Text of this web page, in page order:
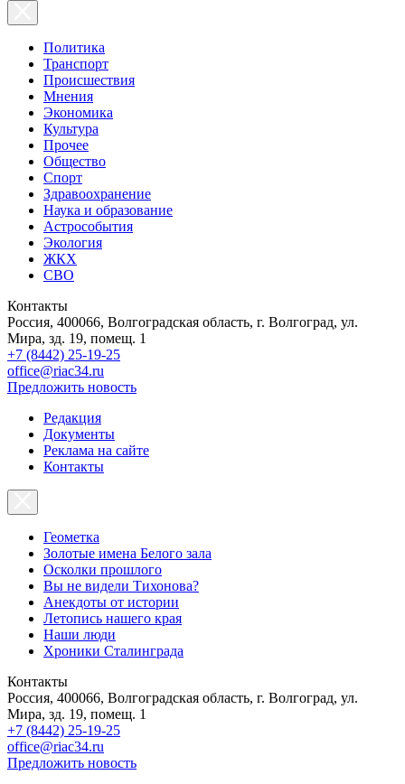
Политика
Транспорт
Происшествия
Мнения
Экономика
Культура
Прочее
Общество
Спорт
Здравоохранение
Наука и образование
Астрособытия
Экология
ЖКХ
СВО
Контакты
Россия, 400066, Волгоградская область, г. Волгоград, ул.
Мира, зд. 19, помещ. 1
+7 (8442) 25-19-25
office@riac34.ru
Предложить новость
Редакция
Документы
Реклама на сайте
Контакты
Геометка
Золотые имена Белого зала
Осколки прошлого
Вы не видели Тихонова?
Анекдоты от истории
Летопись нашего края
Наши люди
Хроники Сталинграда
Контакты
Россия, 400066, Волгоградская область, г. Волгоград, ул.
Мира, зд. 19, помещ. 1
+7 (8442) 25-19-25
office@riac34.ru
Предложить новость